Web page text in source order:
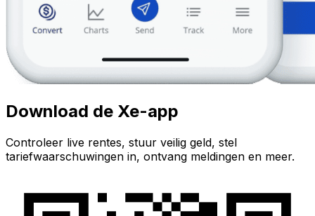
Download de Xe-app
Controleer live rentes, stuur veilig geld, stel
tariefwaarschuwingen in, ontvang meldingen en meer.